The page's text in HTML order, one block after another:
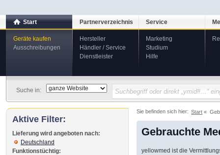
Start
Geräte kaufen
Ausschreibungen
Partnerverzeichnis
Hersteller
Händler / Service
Dienstleister
Service
Marketing
Studium
Hilfe
Suche in:
Sie befinden sich hier: Start
Gebrauchte
yellowmed ist die
Aktive Filter:
Lieferung wird angeboten nach:
Deutschland
Funktionstüchtig: